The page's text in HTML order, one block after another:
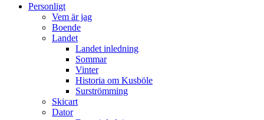
Personligt
Vem är jag
Boende
Landet
Landet inledning
Sommar
Vinter
Historia om Kusböle
Surströmming
Skicart
Dator